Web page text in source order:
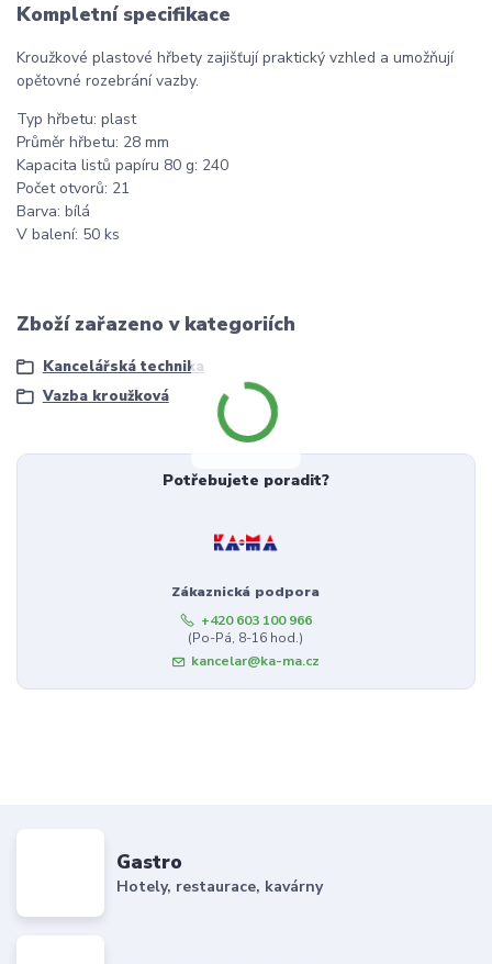
Kompletní specifikace
Kroužkové plastové hřbety zajišťují praktický vzhled a umožňují
opětovné rozebrání vazby.
Typ hřbetu: plast
Průměr hřbetu: 28 mm
Kapacita listů papíru 80 g: 240
Počet otvorů: 21
Barva: bílá
V balení: 50 ks
Zboží zařazeno v kategoriích
Kancelářská technika
Vazba kroužková
Potřebujete poradit?
Zákaznická podpora
+420 603 100 966
(Po-Pá, 8-16 hod.)
kancelar@ka-ma.cz
Gastro
Hotely, restaurace, kavárny